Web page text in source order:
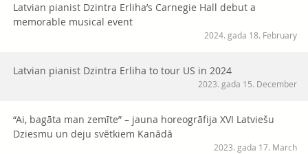
Latvian pianist Dzintra Erliha’s Carnegie Hall debut a
memorable musical event
2024. gada 18. February
Latvian pianist Dzintra Erliha to tour US in 2024
2023. gada 15. December
“Ai, bagāta man zemīte” – jauna horeogrāfija XVI Latviešu
Dziesmu un deju svētkiem Kanādā
2023. gada 17. March